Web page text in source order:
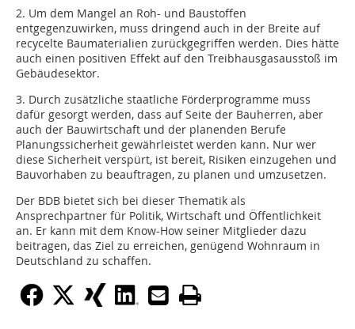
2. Um dem Mangel an Roh- und Baustoffen
entgegenzuwirken, muss dringend auch in der Breite auf
recycelte Baumaterialien zurückgegriffen werden. Dies hätte
auch einen positiven Effekt auf den Treibhausgasausstoß im
Gebäudesektor.
3. Durch zusätzliche staatliche Förderprogramme muss
dafür gesorgt werden, dass auf Seite der Bauherren, aber
auch der Bauwirtschaft und der planenden Berufe
Planungssicherheit gewährleistet werden kann. Nur wer
diese Sicherheit verspürt, ist bereit, Risiken einzugehen und
Bauvorhaben zu beauftragen, zu planen und umzusetzen.
Der BDB bietet sich bei dieser Thematik als
Ansprechpartner für Politik, Wirtschaft und Öffentlichkeit
an. Er kann mit dem Know-How seiner Mitglieder dazu
beitragen, das Ziel zu erreichen, genügend Wohnraum in
Deutschland zu schaffen.